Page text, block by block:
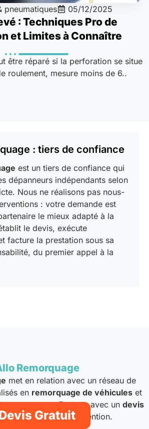
pneumatiques 05/12/2025
: Techniques Pro de
et Limites à Connaître
être réparé si la perforation se situe
roulement, mesure moins de 6..
: tiers de confiance
est un tiers de confiance qui
dépanneurs indépendants selon
Nous ne réalisons pas nous-
: votre demande est
le mieux adapté à la
le devis, exécute
facture la prestation sous sa
du premier appel à la
Remorquage
met en relation avec un réseau de
en remorquage de véhicules et
, partout enFrance, avec un devis
avant l’intervention.
Gratuit